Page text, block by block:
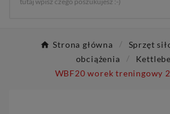
Strona główna Sprzęt
obciążenia
WBF20 worek treningowy